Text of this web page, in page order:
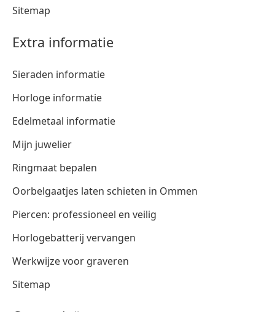
Sitemap
Extra informatie
Sieraden informatie
Horloge informatie
Edelmetaal informatie
Mijn juwelier
Ringmaat bepalen
Oorbelgaatjes laten schieten in Ommen
Piercen: professioneel en veilig
Horlogebatterij vervangen
Werkwijze voor graveren
Sitemap